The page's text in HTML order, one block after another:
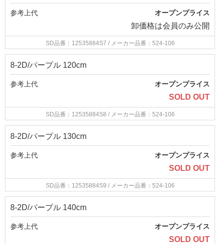
参考上代 オープンプライス
卸価格は会員のみ公開
SD品番：12535884S7 / メーカー品番：524-106
8-2D/パープル 120cm
参考上代 オープンプライス
SOLD OUT
SD品番：12535884S8 / メーカー品番：524-106
8-2D/パープル 130cm
参考上代 オープンプライス
SOLD OUT
SD品番：12535884S9 / メーカー品番：524-106
8-2D/パープル 140cm
参考上代 オープンプライス
SOLD OUT